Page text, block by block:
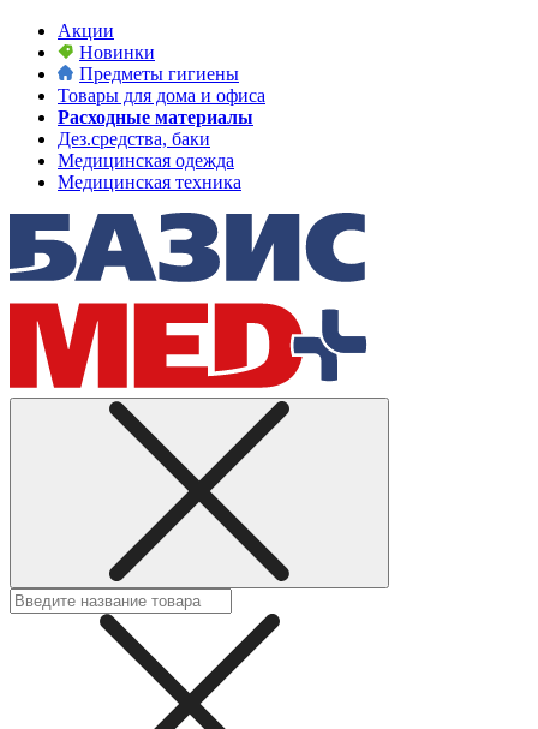
Акции
Новинки
Предметы гигиены
Товары для дома и офиса
Расходные материалы
Дез.средства, баки
Медицинская одежда
Медицинская техника